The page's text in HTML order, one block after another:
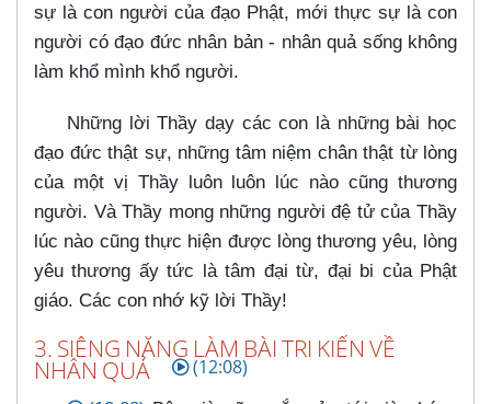
sự là con người của đạo Phật, mới thực sự là con
người có đạo đức nhân bản - nhân quả sống không
làm khổ mình khổ người.
Những lời Thầy dạy các con là những bài học
đạo đức thật sự, những tâm niệm chân thật từ lòng
của một vị Thầy luôn luôn lúc nào cũng thương
người. Và Thầy mong những người đệ tử của Thầy
lúc nào cũng thực hiện được lòng thương yêu, lòng
yêu thương ấy tức là tâm đại từ, đại bi của Phật
giáo. Các con nhớ kỹ lời Thầy!
3. SIÊNG NĂNG LÀM BÀI TRI KIẾN VỀ
NHÂN QUẢ (12:08)